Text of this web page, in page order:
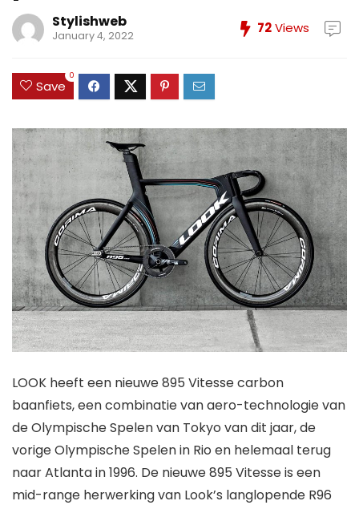
Stylishweb
January 4, 2022 72Views
Save
0
LOOK heeft een nieuwe 895 Vitesse carbon
baanfiets, een combinatie van aero-technologie van
de Olympische Spelen van Tokyo van dit jaar, de
vorige Olympische Spelen in Rio en helemaal terug
naar Atlanta in 1996. De nieuwe 895 Vitesse is een
mid-range herwerking van Look’s langlopende R96